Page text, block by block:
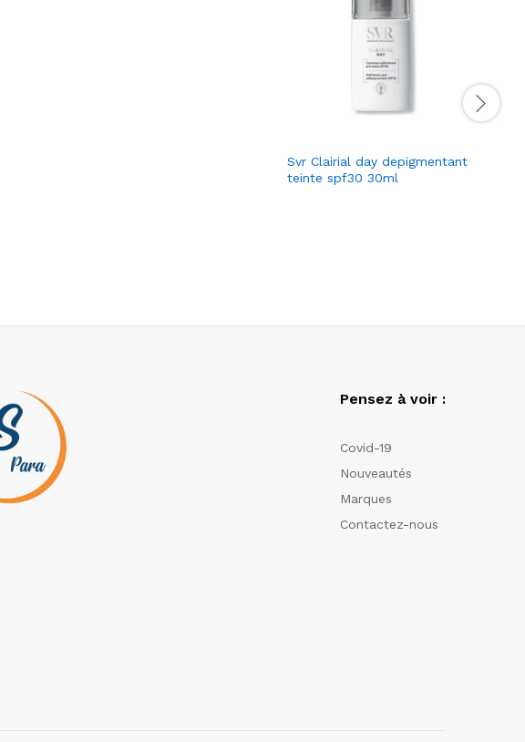
Svr Clairial day depigmentant
teinte spf30 30ml
Pensez à voir :
Covid-19
Nouveautés
Marques
Contactez-nous